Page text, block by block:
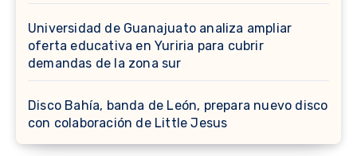
Universidad de Guanajuato analiza ampliar
oferta educativa en Yuriria para cubrir
demandas de la zona sur
Disco Bahía, banda de León, prepara nuevo disco
con colaboración de Little Jesus